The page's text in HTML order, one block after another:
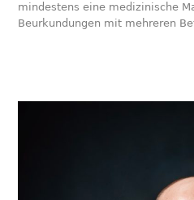
mindestens eine medizinische
Beurkundungen mit mehreren